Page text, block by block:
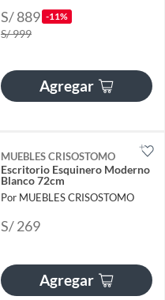
S/ 889 -11%
S/ 999
Agregar
MUEBLES CRISOSTOMO
Escritorio Esquinero Moderno
Blanco 72cm
Por MUEBLES CRISOSTOMO
S/ 269
Agregar